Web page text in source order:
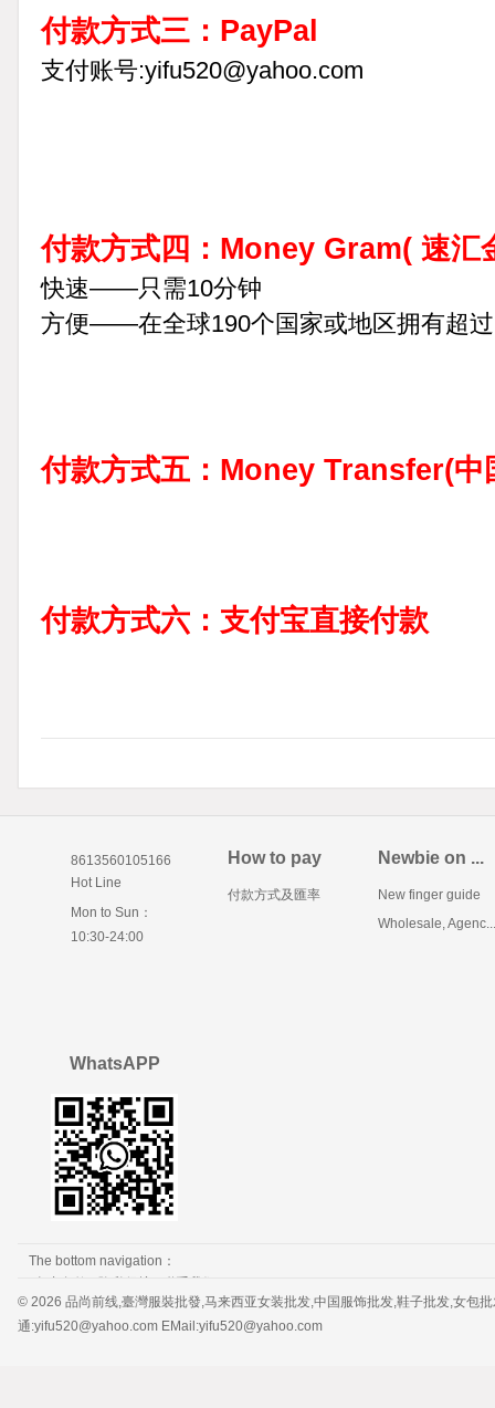
付款方式三：PayPal
支付账号:yifu520@yahoo.com
付款方式四：Money Gram( 速汇
快速——只需10分钟
方便——在全球190个国家或地区拥有超
付款方式五：Money Transfer(中
付款方式六：支付宝直接付款
8613560105166
Hot Line
Mon to Sun：
10:30-24:00
How to pay
付款方式及匯率
Newbie on ...
New finger guide
Wholesale, Agenc...
WhatsAPP
The bottom navigation：
© 2026 品尚前线,臺灣服裝批發,马来西亚女装批发,中国服饰批发,鞋子批发,女
通:yifu520@yahoo.com EMail:yifu520@yahoo.com